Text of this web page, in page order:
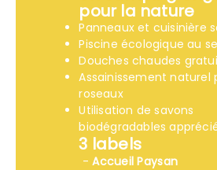
pour la nature
Panneaux et cuisinière
Piscine écologique au
Douches chaudes
Assainissement naturel
roseaux
Utilisation de savons
biodégradables
3 labels
-Accueil Paysan